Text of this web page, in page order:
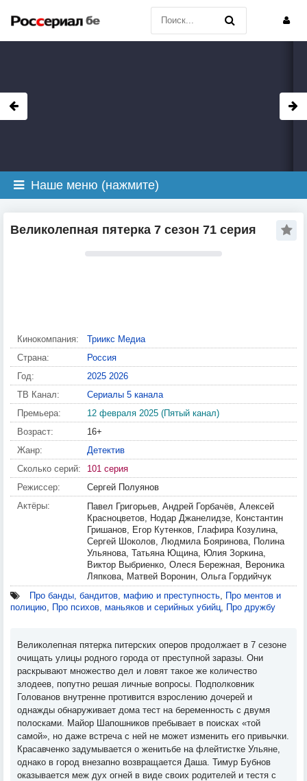
Наше меню (нажмите)
Великолепная пятерка 7 сезон 71 серия
Кинокомпания:
Триикс Медиа
Страна:
Россия
Год:
2025 2026
ТВ Канал:
Сериалы 5 канала
Премьера:
12 февраля 2025 (Пятый канал)
Возраст:
16+
Жанр:
Детектив
Сколько серий:
101 серия
Режиссер:
Сергей Полуянов
Актёры:
Павел Григорьев, Андрей Горбачёв, Алексей
Красноцветов, Нодар Джанелидзе, Константин
Гришанов, Егор Кутенков, Глафира Козулина,
Сергей Шоколов, Людмила Бояринова, Полина
Ульянова, Татьяна Ющина, Юлия Зоркина,
Виктор Выбриенко, Олеся Бережная, Вероника
Ляпкова, Матвей Воронин, Ольга Гордийчук
Про банды, бандитов, мафию и преступность, Про ментов и
полицию, Про психов, маньяков и серийных убийц, Про дружбу
Великолепная пятерка питерских оперов продолжает в 7 сезоне
очищать улицы родного города от преступной заразы. Они
раскрывают множество дел и ловят такое же количество
злодеев, попутно решая личные вопросы. Подполковник
Голованов внутренне противится взрослению дочерей и
однажды обнаруживает дома тест на беременность с двумя
полосками. Майор Шапошников пребывает в поисках «той
самой», но даже встреча с ней не может изменить его привычки.
Красавченко задумывается о женитьбе на флейтистке Ульяне,
однако в город внезапно возвращается Даша. Тимур Бубнов
оказывается меж дух огней в виде своих родителей и тестя с